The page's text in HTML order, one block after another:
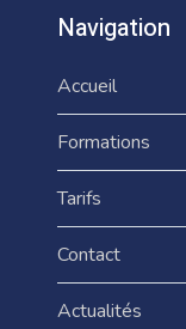
Navigation
Accueil
Formations
Tarifs
Contact
Actualités